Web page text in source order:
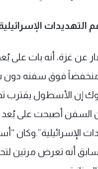
منخفضاً فوق سفنه
إن الأسطول يقترب
الإسرائيلية”.وكان
أنه تعرض مرتين